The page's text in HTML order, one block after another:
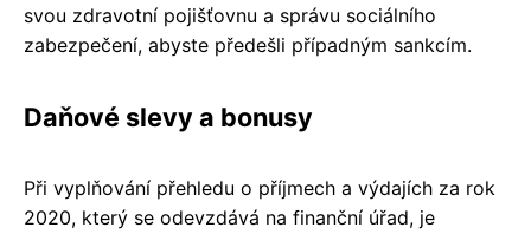
svou zdravotní pojišťovnu a správu sociálního
zabezpečení, abyste předešli případným sankcím.
Daňové slevy a bonusy
Při vyplňování přehledu o příjmech a výdajích za rok
2020, který se odevzdává na finanční úřad, je